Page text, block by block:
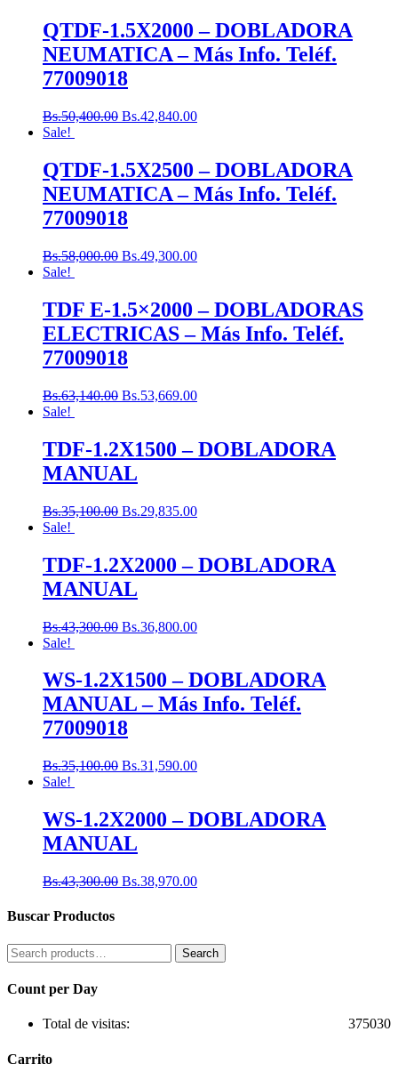
QTDF-1.5X2000 – DOBLADORA
NEUMATICA – Más Info. Teléf.
77009018
Bs.50,400.00 Bs.42,840.00
Sale!
QTDF-1.5X2500 – DOBLADORA
NEUMATICA – Más Info. Teléf.
77009018
Bs.58,000.00 Bs.49,300.00
Sale!
TDF E-1.5×2000 – DOBLADORAS
ELECTRICAS – Más Info. Teléf.
77009018
Bs.63,140.00 Bs.53,669.00
Sale!
TDF-1.2X1500 – DOBLADORA
MANUAL
Bs.35,100.00 Bs.29,835.00
Sale!
TDF-1.2X2000 – DOBLADORA
MANUAL
Bs.43,300.00 Bs.36,800.00
Sale!
WS-1.2X1500 – DOBLADORA
MANUAL – Más Info. Teléf.
77009018
Bs.35,100.00 Bs.31,590.00
Sale!
WS-1.2X2000 – DOBLADORA
MANUAL
Bs.43,300.00 Bs.38,970.00
Buscar Productos
Search
for:
Search
Count per Day
375030
Total de visitas:
Carrito